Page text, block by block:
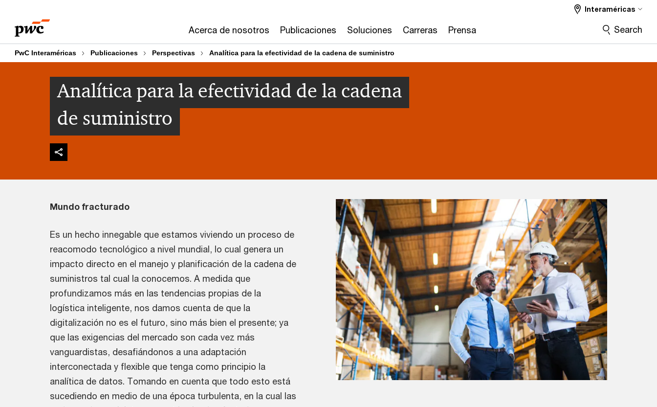
content
footer
Acerca de nosotros Publicaciones Soluciones Carreras Prensa
Interaméricas
Search
PwC Interaméricas Publicaciones Perspectivas Analítica para la efectividad de la cadena de suministro
Analítica para la efectividad de la cadena
de suministro
Mundo fracturado
Es un hecho innegable que estamos viviendo un proceso de
reacomodo tecnológico a nivel mundial, lo cual genera un
impacto directo en el manejo y planificación de la cadena de
suministros tal cual la conocemos. A medida que
profundizamos más en las tendencias propias de la
logística inteligente, nos damos cuenta de que la
digitalización no es el futuro, sino más bien el presente; ya
que las exigencias del mercado son cada vez más
vanguardistas, desafiándonos a una adaptación
interconectada y flexible que tenga como principio la
analítica de datos. Tomando en cuenta que todo esto está
sucediendo en medio de una época turbulenta, en la cual las